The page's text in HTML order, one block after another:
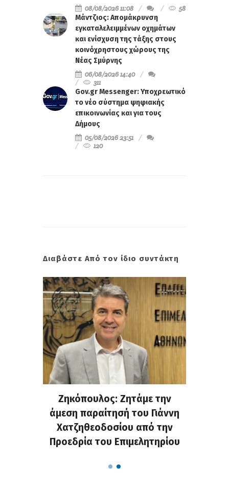
08/08/2026 11:08
58
Μάντζιος: Απομάκρυνση
εγκαταλελειμμένων οχημάτων
και ενίσχυση της τάξης στους
κοινόχρηστους χώρους της
Νέας Σμύρνης
06/08/2026 14:40
311
Gov.gr Messenger: Υποχρεωτικό
το νέο σύστημα ψηφιακής
επικοινωνίας και για τους
Δήμους
05/08/2026 23:51
120
Διαβάστε Από τον ίδιο συντάκτη
Ζηκόπουλος: Ζητάμε την
άμεση παραίτησή του Γιάννη
Χατζηθεοδοσίου από την
Προεδρία του Επιμελητηρίου